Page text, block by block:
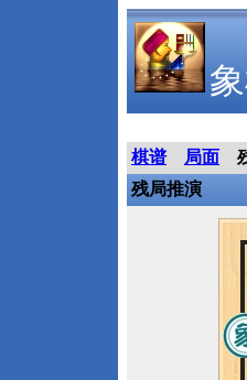
棋谱 局面
残局推演